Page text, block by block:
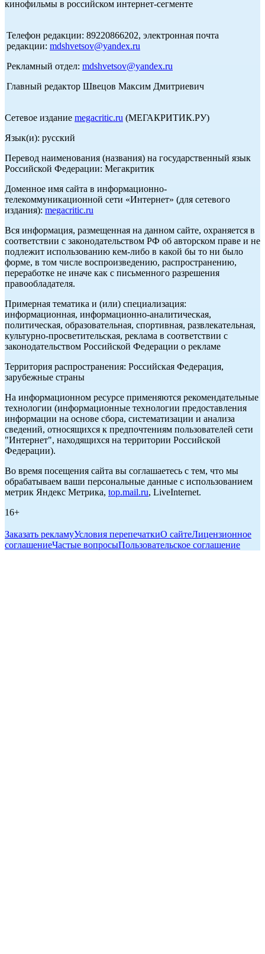
кинофильмы в российском интернет-сегменте
Телефон редакции: 89220866202, электронная почта
редакции: mdshvetsov@yandex.ru
Рекламный отдел: mdshvetsov@yandex.ru
Главный редактор Швецов Максим Дмитриевич
Сетевое издание megacritic.ru (МЕГАКРИТИК.РУ)
Язык(и): русский
Перевод наименования (названия) на государственный язык
Российской Федерации: Мегакритик
Доменное имя сайта в информационно-
телекоммуникационной сети «Интернет» (для сетевого
издания): megacritic.ru
Вся информация, размещенная на данном сайте, охраняется в
соответствии с законодательством РФ об авторском праве и не
подлежит использованию кем-либо в какой бы то ни было
форме, в том числе воспроизведению, распространению,
переработке не иначе как с письменного разрешения
правообладателя.
Примерная тематика и (или) специализация:
информационная, информационно-аналитическая,
политическая, образовательная, спортивная, развлекательная,
культурно-просветительская, реклама в соответствии с
законодательством Российской Федерации о рекламе
Территория распространения: Российская Федерация,
зарубежные страны
На информационном ресурсе применяются рекомендательные
технологии (информационные технологии предоставления
информации на основе сбора, систематизации и анализа
сведений, относящихся к предпочтениям пользователей сети
"Интернет", находящихся на территории Российской
Федерации).
Во время посещения сайта вы соглашаетесь с тем, что мы
обрабатываем ваши персональные данные с использованием
метрик Яндекс Метрика, top.mail.ru, LiveInternet.
16+
Заказать рекламуУсловия перепечаткиО сайтеЛицензионное
соглашениеЧастые вопросыПользовательское соглашение